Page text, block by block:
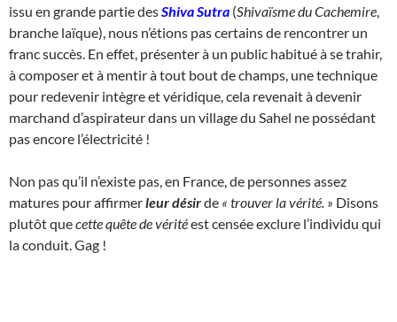
issu en grande partie desShiva Sutra (Shivaïsme du Cachemire
branche laïque), nous n’étions pas certains de rencontrer un
franc succès. En effet, présenter à un public habitué à se trahir,
à composer et à mentir à tout bout de champs, une technique
pour redevenir intègre et véridique, cela revenait à devenir
marchand d’aspirateur dans un village du Sahel ne possédant
pas encore l’électricité !
Non pas qu’il n’existe pas, en France, de personnes assez
matures pour affirmerleur désirde « trouver la vérité. » Disons
plutôt quecette quête de véritéest censée exclure l’individu qui
la conduit. Gag !